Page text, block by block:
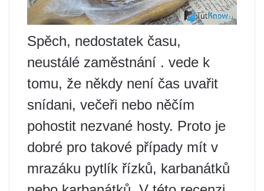
Spěch, nedostatek času,
neustálé zaměstnání . vede k
tomu, že někdy není čas uvařit
snídani, večeři nebo něčím
pohostit nezvané hosty. Proto je
dobré pro takové případy mít v
mrazáku pytlík řízků, karbanátků